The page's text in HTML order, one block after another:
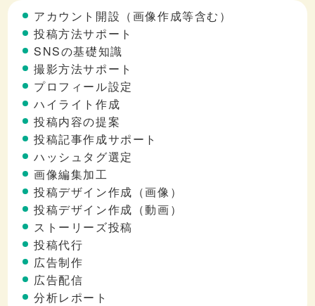
アカウント開設（画像作成等含む）
投稿方法サポート
SNSの基礎知識
撮影方法サポート
プロフィール設定
ハイライト作成
投稿内容の提案
投稿記事作成サポート
ハッシュタグ選定
画像編集加工
投稿デザイン作成（画像）
投稿デザイン作成（動画）
ストーリーズ投稿
投稿代行
広告制作
広告配信
分析レポート